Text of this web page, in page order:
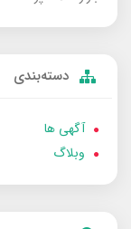
دسته‌بندی
آگهی ها
وبلاگ